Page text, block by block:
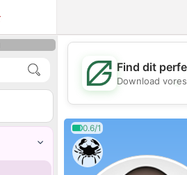
💖
Find dit
Download
0.6/1